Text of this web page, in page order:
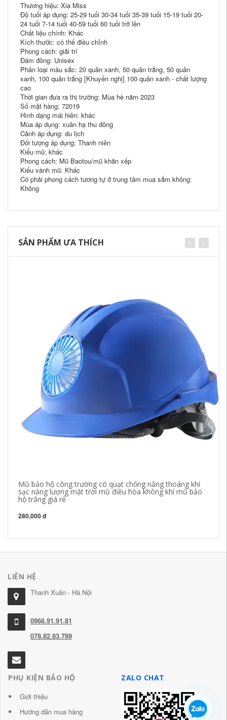
Thương hiệu: Xia Miss
Độ tuổi áp dụng: 25-29 tuổi 30-34 tuổi 35-39 tuổi 15-19 tuổi 20-
24 tuổi 7-14 tuổi 40-59 tuổi 60 tuổi trở lên
Chất liệu chính: Khác
Kích thước: có thể điều chỉnh
Phong cách: giải trí
Đám đông: Unisex
Phân loại màu sắc: 20 quân xanh, 50 quân trắng, 50 quân
xanh, 100 quân trắng [Khuyến nghị] 100 quân xanh - chất lượng
cao
Thời gian đưa ra thị trường: Mùa hè năm 2023
Số mặt hàng: 72019
Hình dạng mái hiên: khác
Mùa áp dụng: xuân hạ thu đông
Cảnh áp dụng: du lịch
Đối tượng áp dụng: Thanh niên
Kiểu mũ: khác
Phong cách: Mũ Baotou/mũ khăn xếp
Kiểu vành mũ: Khác
Có phải phong cách tương tự ở trung tâm mua sắm không:
Không
SẢN PHẨM ƯA THÍCH
Mũ bảo hộ công trường có quạt chống nắng thoáng khí
sạc năng lượng mặt trời mũ điều hòa không khí mũ bảo
hộ trắng giá rẻ
280,000 đ
LIÊN HỆ
Thanh Xuân - Hà Nội
0966.91.91.81
078.82.83.789
PHỤ KIỆN BẢO HỘ
Giới thiệu
Hướng dẫn mua hàng
ZALO CHAT